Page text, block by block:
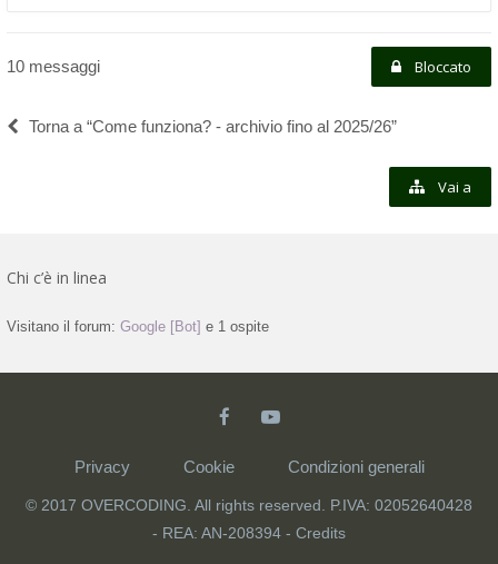
10 messaggi Bloccato
Torna a “Come funziona? - archivio fino al 2025/26”
Vai a
Chi c’è in linea
Visitano il forum: Google [Bot] e 1 ospite
Privacy Cookie Condizioni generali
© 2017 OVERCODING. All rights reserved. P.IVA: 02052640428
- REA: AN-208394 - Credits